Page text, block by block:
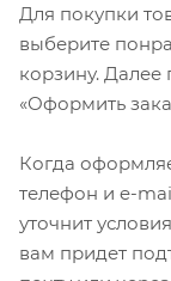
Для покупки
выберите
корзину.
«Оформить
Когда
телефон и e-
уточнит
вам придет